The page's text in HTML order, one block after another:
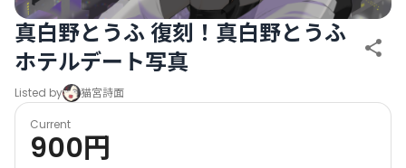
真白野とうふ 復刻！真白野とうふ
ホテルデート写真
Listed by 猫宮詩面
Current
900円